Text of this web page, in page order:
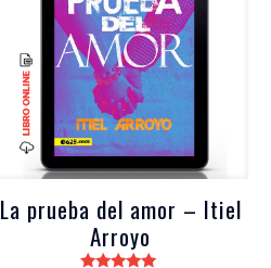
La prueba del amor – Itiel
Arroyo